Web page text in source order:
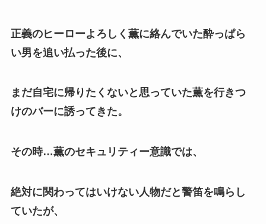
正義のヒーローよろしく薫に絡んでいた酔っぱら
い男を追い払った後に、
まだ自宅に帰りたくないと思っていた薫を行きつ
けのバーに誘ってきた。
その時…薫のセキュリティー意識では、
絶対に関わってはいけない人物だと警笛を鳴らし
ていたが、